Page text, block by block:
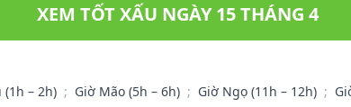
XEM TỐT XẤU NGÀY 15 THÁNG 4
(1h – 2h) ; Giờ Mão (5h – 6h) ; Giờ Ngọ (11h – 12h) ;